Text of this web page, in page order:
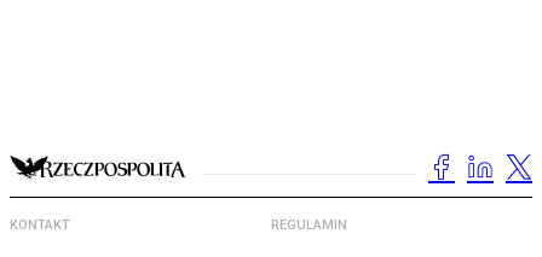
KONTAKT REGULAMIN